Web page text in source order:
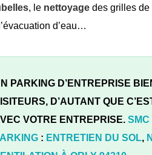
, le nettoyage des grilles de
d’eau…
PARKING D’ENTREPRISE
D’AUTANT QUE
VOTRE ENTREPRISE. SMC
: ENTRETIEN DU SOL,